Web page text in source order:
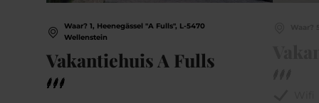
Waar? 1, Heenegässel "A Fulls", L-5470
Wellenstein
Vakantiehuis A Fulls